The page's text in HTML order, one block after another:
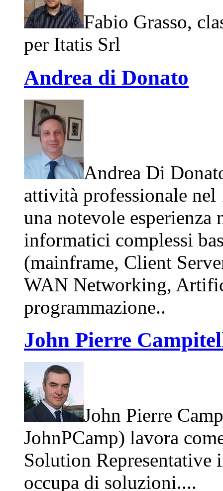
Fabio Grasso,
per Itatis Srl
Andrea di Donato
Andrea Di
attività professionale nel
una notevole
informatici complessi
(mainframe, Client
WAN Networking,
programmazione..
John Pierre
John Pierre
JohnPCamp) lavora
Solution
occupa di soluzioni....